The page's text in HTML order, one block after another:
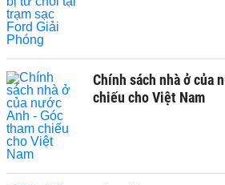
Chính sách nhà ở của
chiếu cho Việt Nam